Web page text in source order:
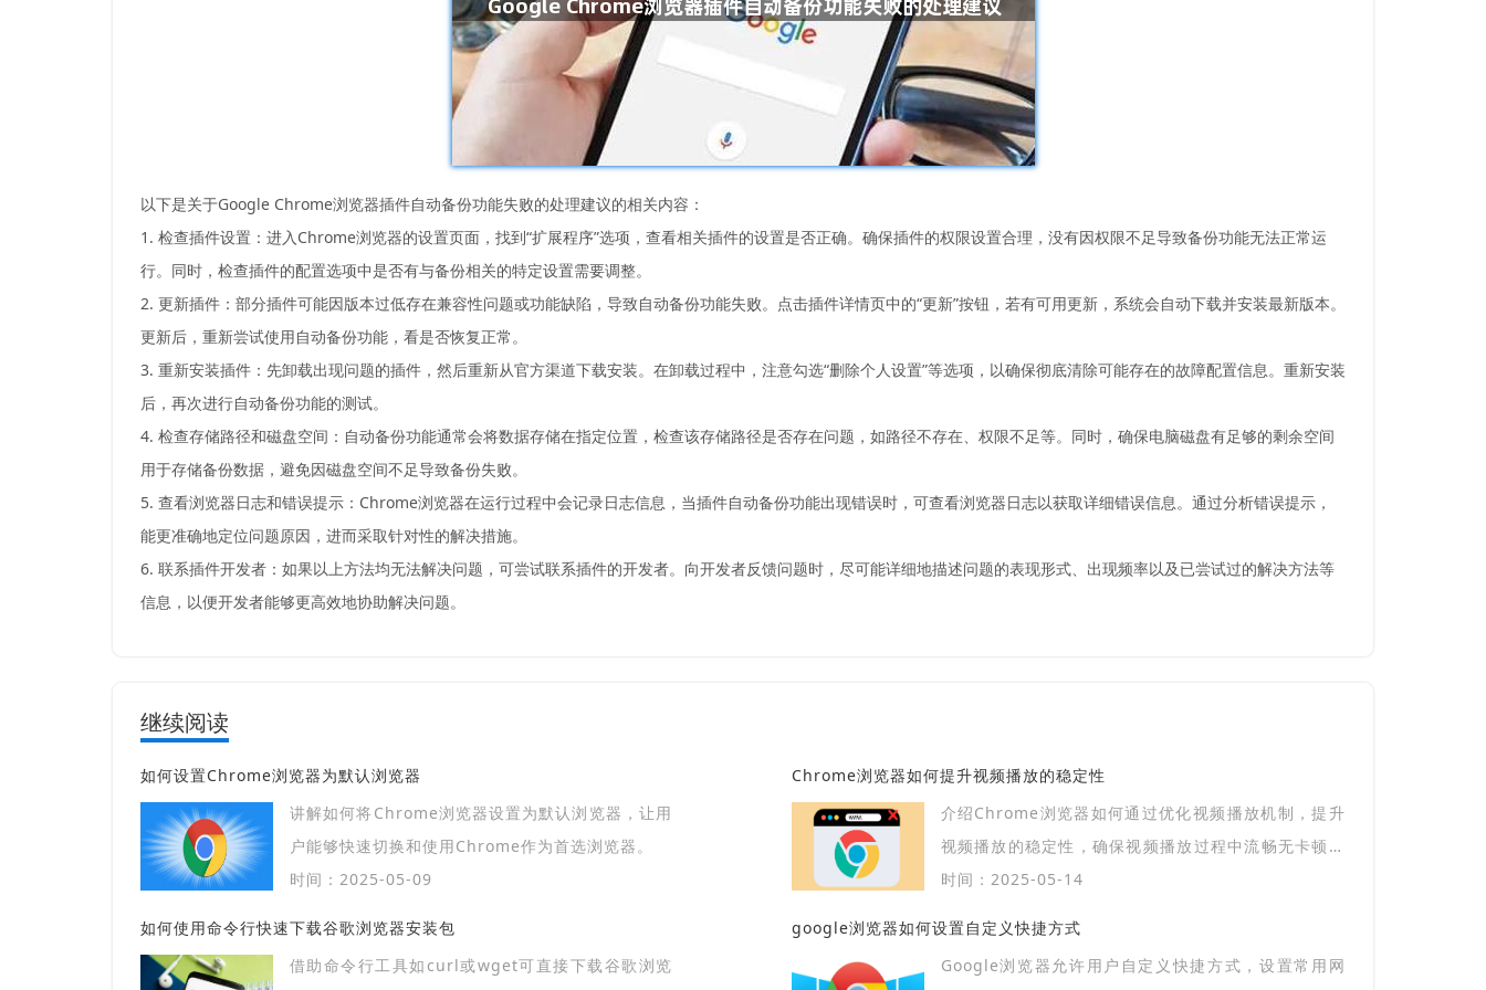
以下是关于Google Chrome浏览器插件自动备份功能失败的处理建议的相关内容：
1. 检查插件设置：进入Chrome浏览器的设置页面，找到“扩展程序”选项，查看相关插件的设置是否正确。确保插件的权限设置合理，没有因权限不足导致备份功能无法正常运
行。同时，检查插件的配置选项中是否有与备份相关的特定设置需要调整。
2. 更新插件：部分插件可能因版本过低存在兼容性问题或功能缺陷，导致自动备份功能失败。点击插件详情页中的“更新”按钮，若有可用更新，系统会自动下载并安装最新版本。
更新后，重新尝试使用自动备份功能，看是否恢复正常。
3. 重新安装插件：先卸载出现问题的插件，然后重新从官方渠道下载安装。在卸载过程中，注意勾选“删除个人设置”等选项，以确保彻底清除可能存在的故障配置信息。重新安装
后，再次进行自动备份功能的测试。
4. 检查存储路径和磁盘空间：自动备份功能通常会将数据存储在指定位置，检查该存储路径是否存在问题，如路径不存在、权限不足等。同时，确保电脑磁盘有足够的剩余空间
用于存储备份数据，避免因磁盘空间不足导致备份失败。
5. 查看浏览器日志和错误提示：Chrome浏览器在运行过程中会记录日志信息，当插件自动备份功能出现错误时，可查看浏览器日志以获取详细错误信息。通过分析错误提示，
能更准确地定位问题原因，进而采取针对性的解决措施。
6. 联系插件开发者：如果以上方法均无法解决问题，可尝试联系插件的开发者。向开发者反馈问题时，尽可能详细地描述问题的表现形式、出现频率以及已尝试过的解决方法等
信息，以便开发者能够更高效地协助解决问题。
继续阅读
如何设置Chrome浏览器为默认浏览器
讲解如何将Chrome浏览器设置为默认浏览器，让用
户能够快速切换和使用Chrome作为首选浏览器。
时间：2025-05-09
Chrome浏览器如何提升视频播放的稳定性
介绍Chrome浏览器如何通过优化视频播放机制，提升
视频播放的稳定性，确保视频播放过程中流畅无卡顿，
提升用户观看体验。
时间：2025-05-14
如何使用命令行快速下载谷歌浏览器安装包
借助命令行工具如curl或wget可直接下载谷歌浏览
google浏览器如何设置自定义快捷方式
Google浏览器允许用户自定义快捷方式，设置常用网